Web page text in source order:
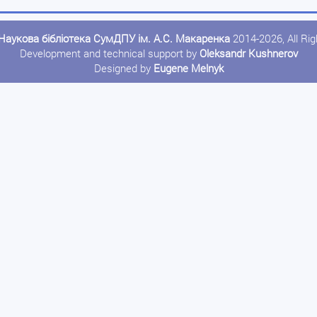
бібліотека СумДПУ ім. А.С. Макаренка 2014-2026, All
Development and technical support by Oleksandr Kushnerov
Designed by Eugene Melnyk